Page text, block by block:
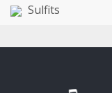
Sulfits